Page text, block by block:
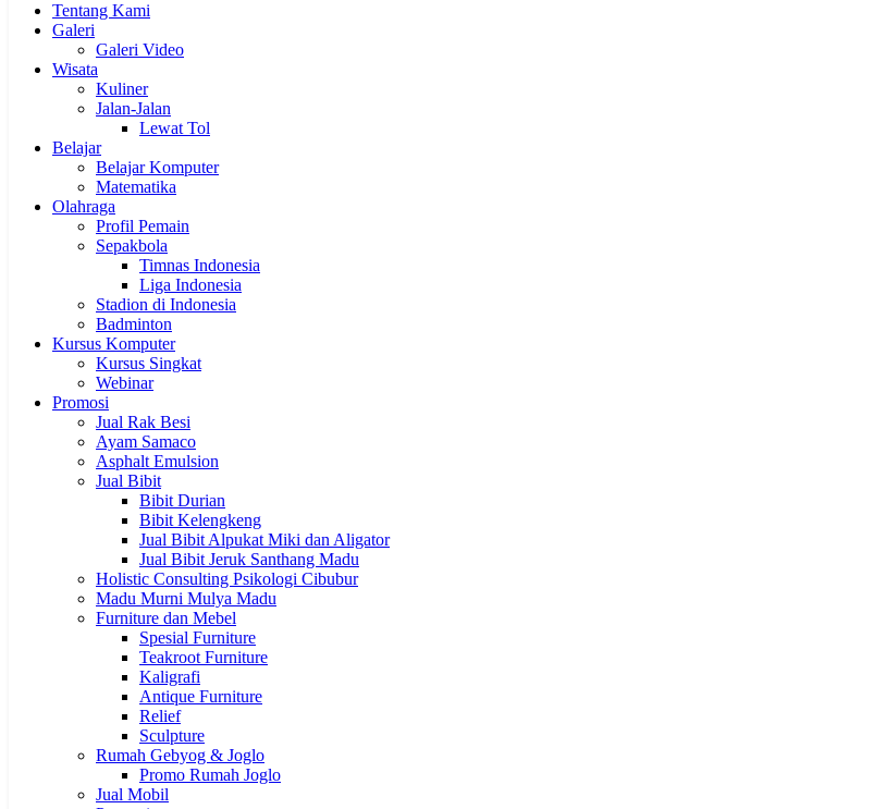
Tentang Kami
Galeri
Galeri Video
Wisata
Kuliner
Jalan-Jalan
Lewat Tol
Belajar
Belajar Komputer
Matematika
Olahraga
Profil Pemain
Sepakbola
Timnas Indonesia
Liga Indonesia
Stadion di Indonesia
Badminton
Kursus Komputer
Kursus Singkat
Webinar
Promosi
Jual Rak Besi
Ayam Samaco
Asphalt Emulsion
Jual Bibit
Bibit Durian
Bibit Kelengkeng
Jual Bibit Alpukat Miki dan Aligator
Jual Bibit Jeruk Santhang Madu
Holistic Consulting Psikologi Cibubur
Madu Murni Mulya Madu
Furniture dan Mebel
Spesial Furniture
Teakroot Furniture
Kaligrafi
Antique Furniture
Relief
Sculpture
Rumah Gebyog & Joglo
Promo Rumah Joglo
Jual Mobil